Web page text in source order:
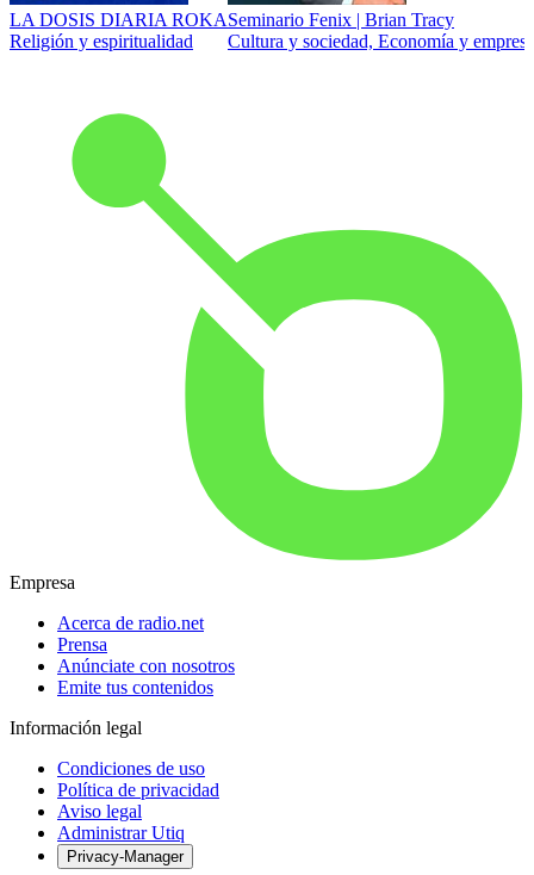
LA DOSIS DIARIA ROKA
Religión y espiritualidad
Seminario Fenix | Brian Tracy
Cultura y sociedad, Economía y
Empresa
Acerca de radio.net
Prensa
Anúnciate con nosotros
Emite tus contenidos
Información legal
Condiciones de uso
Política de privacidad
Aviso legal
Administrar Utiq
Privacy-Manager